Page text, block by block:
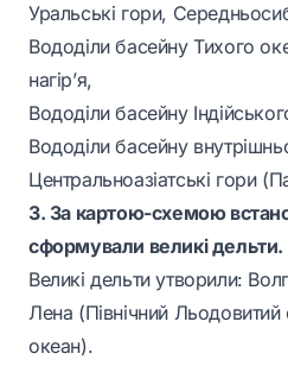
Уральські гори,
Вододіли басейну Тихого
нагір’я,
Вододіли басейну
Вододіли басейну
Центральноазіатські гори
3. За картою-схемою
сформували великі дельти.
Великі дельти утворили:
Лена (Північний Льодовитий
океан).